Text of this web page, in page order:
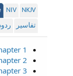
NKJV
NIV
تفاسير
1
2
3